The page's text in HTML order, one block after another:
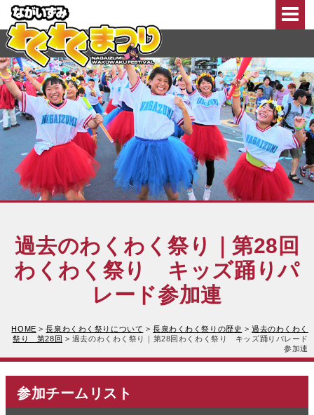
過去のわくわく祭り｜第28回
わくわく祭り キッズ踊りパ
レード参加連
HOME >長泉わくわく祭りについて >長泉わくわく祭りの歴史 >過去のわくわく
祭り 第28回 > 過去のわくわく祭り｜第28回わくわく祭り キッズ踊りパレード
参加連
参加チームリスト